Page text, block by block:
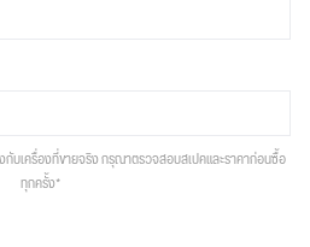
บเครื่องที่ขายจริง กรุณาตรวจสอบสเปคและราคาก่อนซื้อ
ทุกครั้ง*